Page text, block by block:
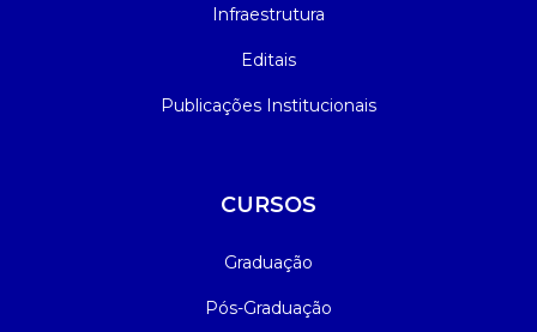
Infraestrutura
Editais
Publicações Institucionais
CURSOS
Graduação
Pós-Graduação